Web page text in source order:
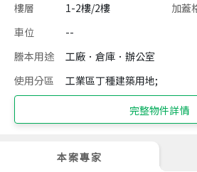
樓層
1-2樓/2樓 加蓋
車位
--
謄本用途
工廠．倉庫．辦公室
使用分區
工業區丁種建築用地;
完整物件詳情
本案專家